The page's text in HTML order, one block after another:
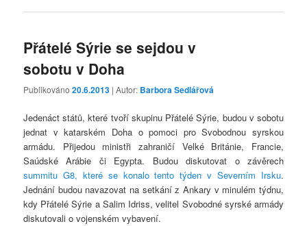
Přátelé Sýrie se sejdou v
sobotu v Doha
Publikováno20.6.2013 | Autor: Barbora Sedlářová
Jedenáct států, které tvoří skupinu Přátelé Sýrie, budou v sobotu
jednat v katarském Doha o pomoci pro Svobodnou syrskou
armádu. Přijedou ministři zahraničí Velké Británie, Francie,
Saúdské Arábie či Egypta. Budou diskutovat o závěrech
summitu G8, které se konalo tento týden v Severním Irsku.
Jednání budou navazovat na setkání z Ankary v minulém týdnu,
kdy Přátelé Sýrie a Salim Idriss, velitel Svobodné syrské armády
diskutovali o vojenském vybavení.